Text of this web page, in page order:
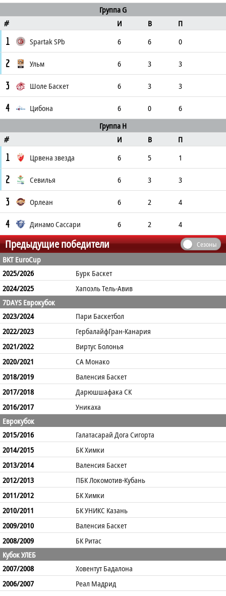
Группа G
# И В П
1 Spartak SPb 6 6 0
2 Ульм 6 3 3
3 Шоле Баскет 6 3 3
4 Цибона 6 0
6
Группа H
# И В П
1 Црвена звезда 6 5 1
2 Севилья 6 3 3
3 Орлеан 6 2 4
4 Динамо Сассари 6 2 4
Предыдущие победители Сезоны
BKT EuroCup
2025/2026
Бурк Баскет
2024/2025
Хапоэль Тель-Авив
7DAYS Еврокубок
2023/2024
Пари Баскетбол
2022/2023
ГербалайфГран-Канария
2021/2022
Виртус Болонья
2020/2021
СА Монако
2018/2019
Валенсия Баскет
2017/2018
Дарюшшафака СК
2016/2017
Уникаха
Еврокубок
2015/2016
Галатасарай Дога Сигорта
2014/2015
БК Химки
2013/2014
Валенсия Баскет
2012/2013
ПБК Локомотив-Кубань
2011/2012
БК Химки
2010/2011
БК УНИКС Казань
2009/2010
Валенсия Баскет
2008/2009
БК Ритас
Кубок УЛЕБ
2007/2008
Ховентут Бадалона
2006/2007
Реал Мадрид